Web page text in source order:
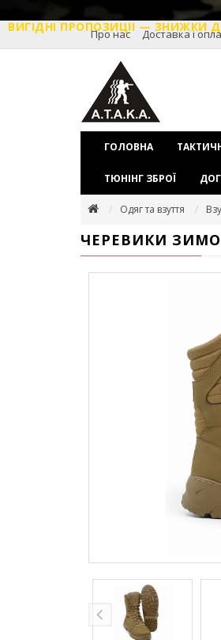
ВИГІДНІ ПРОПОЗИЦІІ — ЗНИЖКИ
Про нас Доставка і
ГОЛОВНА
ТЮНІНГ ЗБРОЇ
Одяг та взуття
ЧЕРЕВИКИ